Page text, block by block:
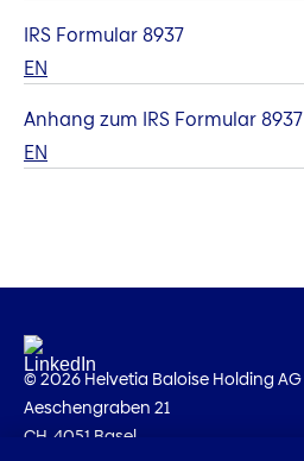
IRS Formular 8937
EN
Anhang zum IRS Formular 8937
EN
© 2026 Helvetia Baloise Holding AG
Aeschengraben 21
CH-4051 Basel